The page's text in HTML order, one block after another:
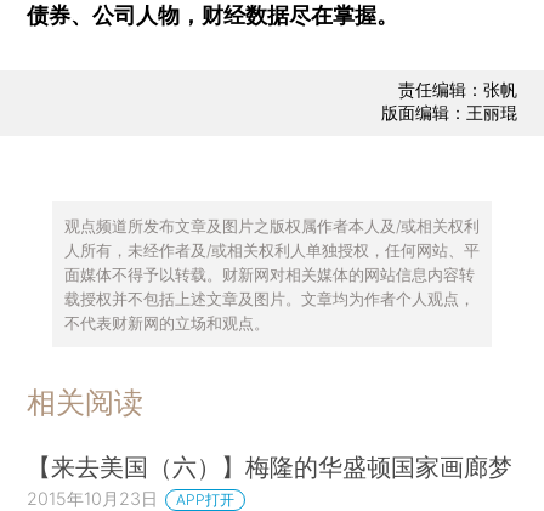
债券、公司人物，财经数据尽在掌握。
责任编辑：张帆
版面编辑：王丽琨
观点频道所发布文章及图片之版权属作者本人及/或相关权利
人所有，未经作者及/或相关权利人单独授权，任何网站、平
面媒体不得予以转载。财新网对相关媒体的网站信息内容转
载授权并不包括上述文章及图片。文章均为作者个人观点，
不代表财新网的立场和观点。
相关阅读
【来去美国（六）】梅隆的华盛顿国家画廊梦
2015年10月23日 APP打开